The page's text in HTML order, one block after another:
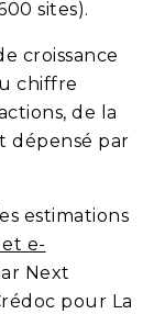
sites).
croissance
chiffre
de la
dépensé par
estimations
e-
Next
pour La